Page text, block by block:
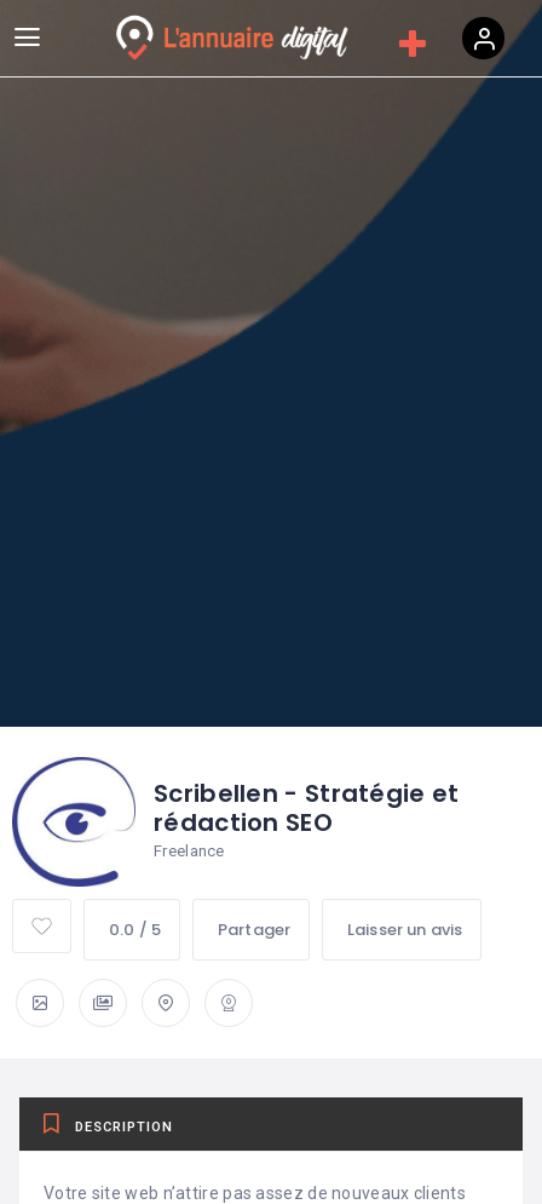
Scribellen - Stratégie et
rédaction SEO
Freelance
0.0 / 5 Partager Laisser un avis
DESCRIPTION
Votre site web n’attire pas assez de nouveaux clients